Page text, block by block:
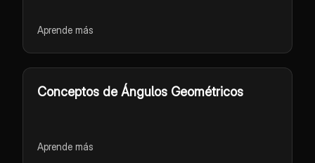
Aprende más
Conceptos de Ángulos Geométricos
Aprende más